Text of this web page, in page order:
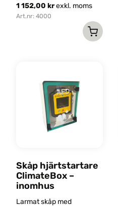
1 152,00krexkl. moms
Art.nr: 4000
Skåp hjärtstartare
ClimateBox –
inomhus
Larmat skåp med